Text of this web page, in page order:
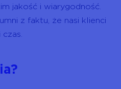
jakość i wiarygodność.
z faktu, że nasi klienci